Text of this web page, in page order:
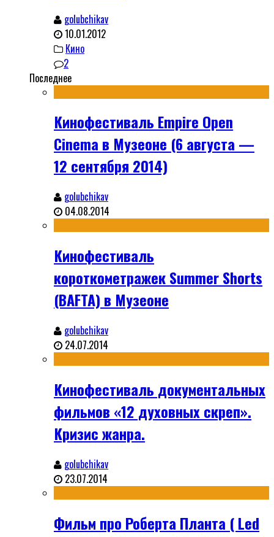
golubchikav
10.01.2012
Кино
2
Последнее
Кинофестиваль Empire Open
Cinema в Музеоне (6 августа —
12 сентября 2014)
golubchikav
04.08.2014
Кинофестиваль
короткометражек Summer Shorts
(BAFTA) в Музеоне
golubchikav
24.07.2014
Кинофестиваль документальных
фильмов «12 духовных скреп».
Кризис жанра.
golubchikav
23.07.2014
Фильм про Роберта Планта ( Led